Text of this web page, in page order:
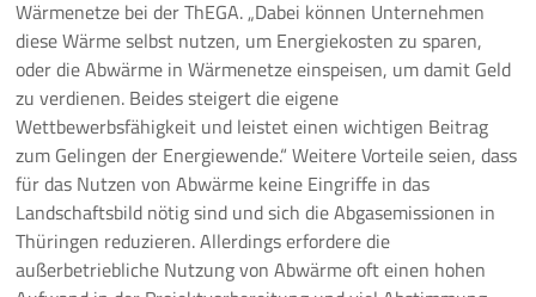
Wärmenetze bei der ThEGA. „Dabei können Unternehmen
diese Wärme selbst nutzen, um Energiekosten zu sparen,
oder die Abwärme in Wärmenetze einspeisen, um damit Geld
zu verdienen. Beides steigert die eigene
Wettbewerbsfähigkeit und leistet einen wichtigen Beitrag
zum Gelingen der Energiewende.“ Weitere Vorteile seien, dass
für das Nutzen von Abwärme keine Eingriffe in das
Landschaftsbild nötig sind und sich die Abgasemissionen in
Thüringen reduzieren. Allerdings erfordere die
außerbetriebliche Nutzung von Abwärme oft einen hohen